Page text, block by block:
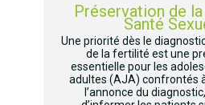
Préservation de
Santé
Une priorité dès le
de la fertilité est une
essentielle pour les
adultes (AJA) confrontés
l’annonce du